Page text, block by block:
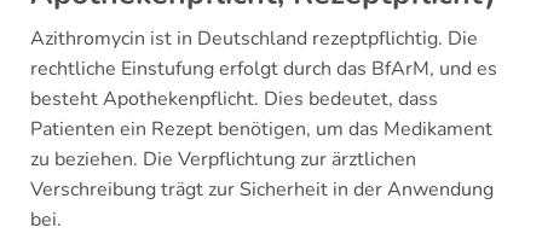
Azithromycin ist in Deutschland rezeptpflichtig. Die
rechtliche Einstufung erfolgt durch das BfArM, und es
besteht Apothekenpflicht. Dies bedeutet, dass
Patienten ein Rezept benötigen, um das Medikament
zu beziehen. Die Verpflichtung zur ärztlichen
Verschreibung trägt zur Sicherheit in der Anwendung
bei.